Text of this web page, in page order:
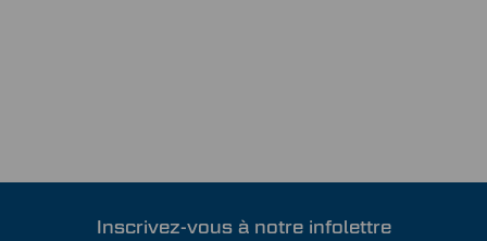
Inscrivez-vous à notre infolettre